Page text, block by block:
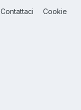
Contattaci Cookie